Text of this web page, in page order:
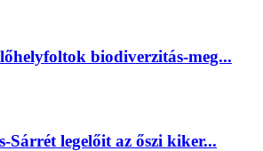
biodiverzitás-meg...
Sárrét legelőit az őszi kiker...